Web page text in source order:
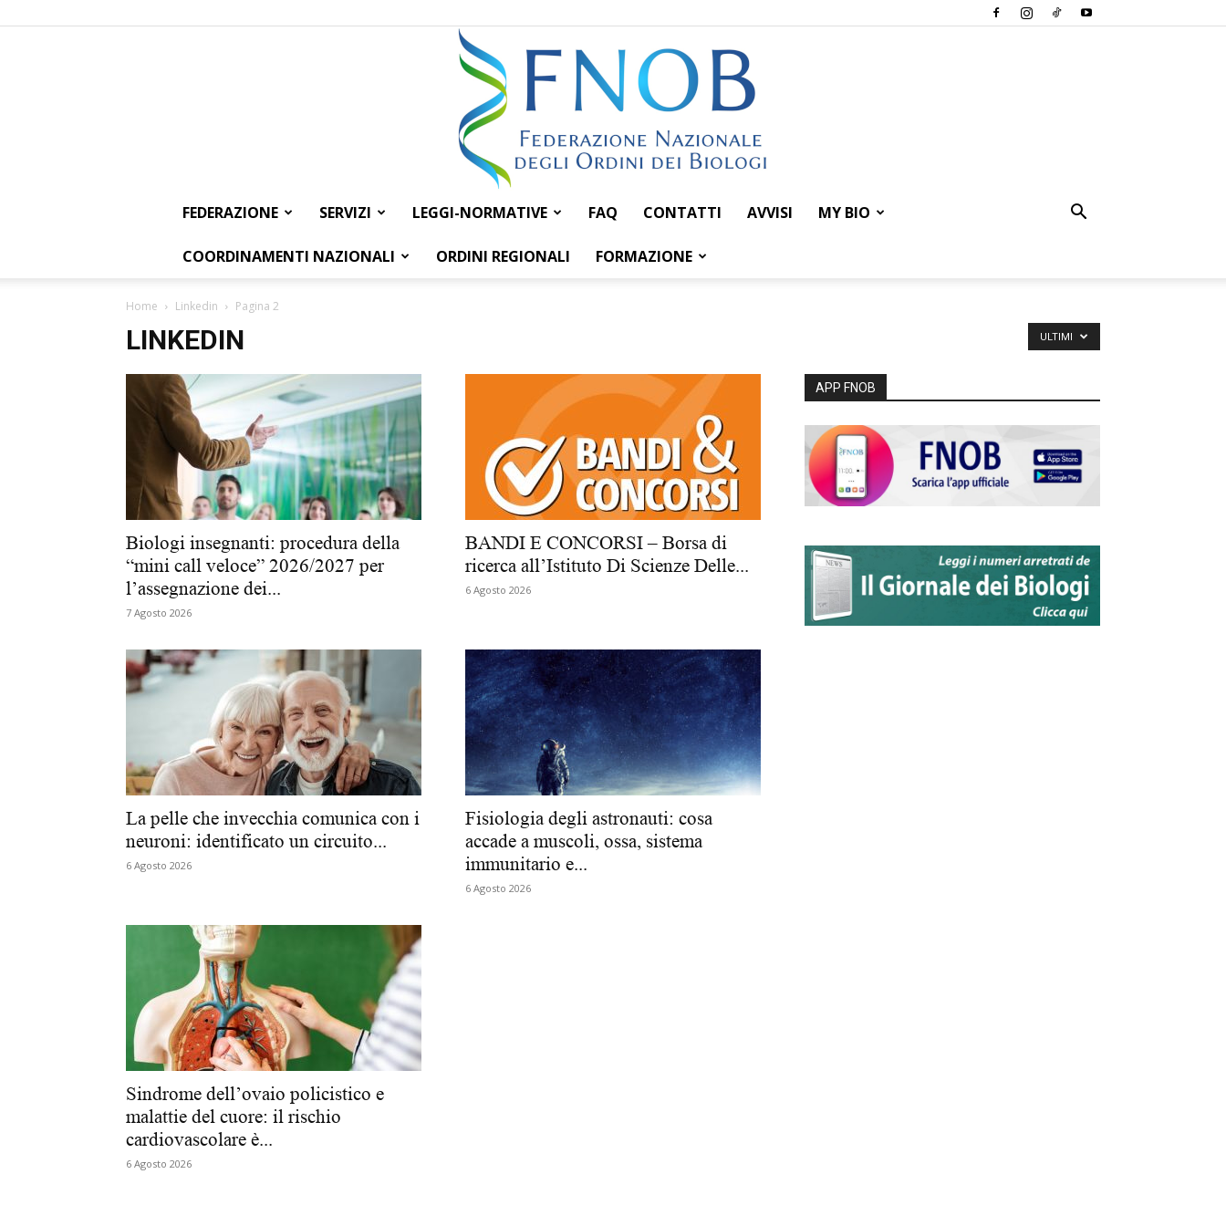
Federazione
degli
dei
Biologi
FEDERAZIONE SERVIZI LEGGI-NORMATIVE FAQ CONTATTI AVVISI MY BIO
COORDINAMENTI NAZIONALI ORDINI REGIONALI FORMAZIONE
Home Linkedin Pagina 2
LINKEDIN ULTIMI
Biologi insegnanti: procedura della
“mini call veloce” 2026/2027 per
l’assegnazione dei...
7 Agosto 2026
BANDI E CONCORSI – Borsa di
ricerca all’Istituto Di Scienze Delle...
6 Agosto 2026
La pelle che invecchia comunica con i
neuroni: identificato un circuito...
6 Agosto 2026
Fisiologia degli astronauti: cosa
accade a muscoli, ossa, sistema
immunitario e...
6 Agosto 2026
Sindrome dell’ovaio policistico e
malattie del cuore: il rischio
cardiovascolare è...
6 Agosto 2026
APP FNOB